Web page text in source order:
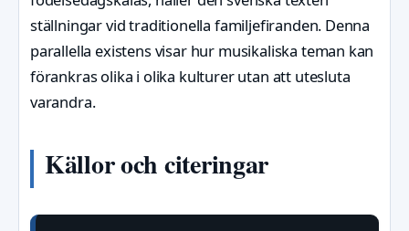
ställningar vid traditionella familjefiranden. Denna
parallella existens visar hur musikaliska teman kan
förankras olika i olika kulturer utan att utesluta
varandra.
Källor och citeringar